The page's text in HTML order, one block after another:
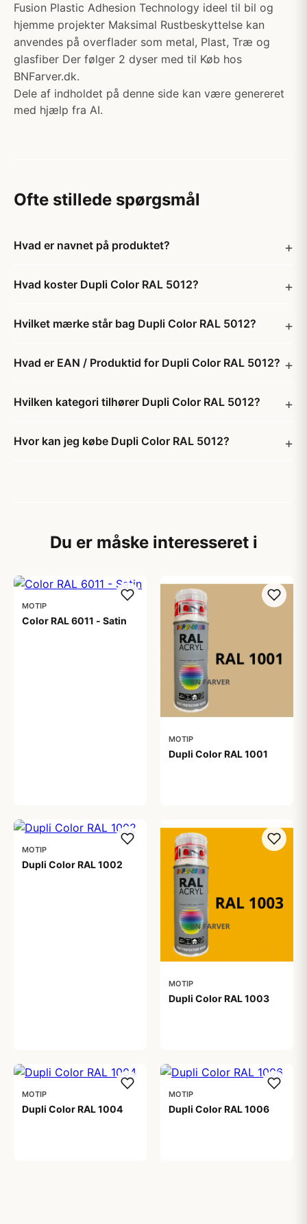
Fusion Plastic Adhesion Technology ideel til bil og
hjemme projekter Maksimal Rustbeskyttelse kan
anvendes på overflader som metal, Plast, Træ og
glasfiber Der følger 2 dyser med til Køb hos
BNFarver.dk.
Dele af indholdet på denne side kan være genereret
med hjælp fra AI.
Ofte stillede spørgsmål
Hvad er navnet på produktet?
Hvad koster Dupli Color RAL 5012?
Hvilket mærke står bag Dupli Color RAL 5012?
Hvad er EAN / Produktid for Dupli Color RAL 5012?
Hvilken kategori tilhører Dupli Color RAL 5012?
Hvor kan jeg købe Dupli Color RAL 5012?
Du er måske interesseret i
MOTIP
Color RAL 6011 - Satin
MOTIP
Dupli Color RAL 1001
MOTIP
Dupli Color RAL 1002
MOTIP
Dupli Color RAL 1003
MOTIP
Dupli Color RAL 1004
MOTIP
Dupli Color RAL 1006